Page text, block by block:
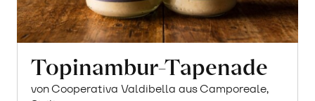
Topinambur-Tapenade
von Cooperativa Valdibella aus Camporeale,